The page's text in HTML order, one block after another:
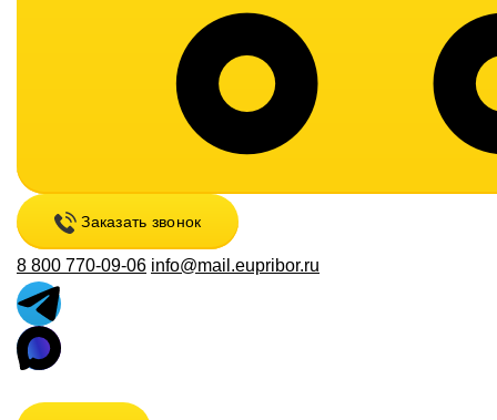
Заказать звонок
8 800 770-09-06 info@mail.eupribor.ru